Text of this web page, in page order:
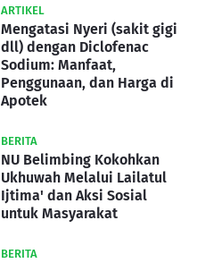
ARTIKEL
Mengatasi Nyeri (sakit gigi
dll) dengan Diclofenac
Sodium: Manfaat,
Penggunaan, dan Harga di
Apotek
BERITA
NU Belimbing Kokohkan
Ukhuwah Melalui Lailatul
Ijtima' dan Aksi Sosial
untuk Masyarakat
BERITA